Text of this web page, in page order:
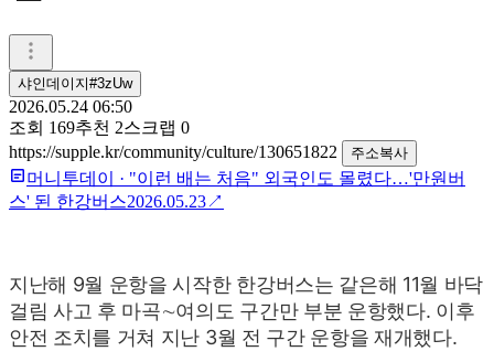
샤인데이지#3zUw
2026.05.24 06:50
조회 169추천 2스크랩 0
https://supple.kr/community/culture/130651822
주소복사
머니투데이 · "이런 배는 처음" 외국인도 몰렸다…'만원버
스' 된 한강버스2026.05.23↗
지난해 9월 운항을 시작한 한강버스는 같은해 11월 바닥
걸림 사고 후 마곡∼여의도 구간만 부분 운항했다. 이후
안전 조치를 거쳐 지난 3월 전 구간 운항을 재개했다.